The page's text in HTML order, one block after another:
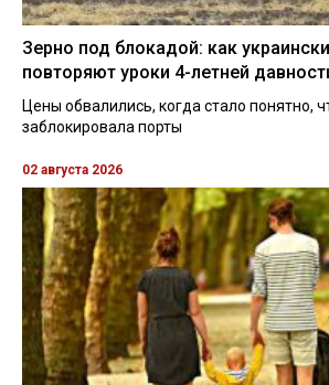
Зерно под блокадой: как
повторяют уроки 4-летней
Цены обвалились, когда стало понятно,
заблокировала порты
02 августа 2026